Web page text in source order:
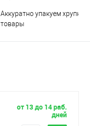
Аккуратно упакуем хрупкие
товары
от 13 до 14 раб.
дней